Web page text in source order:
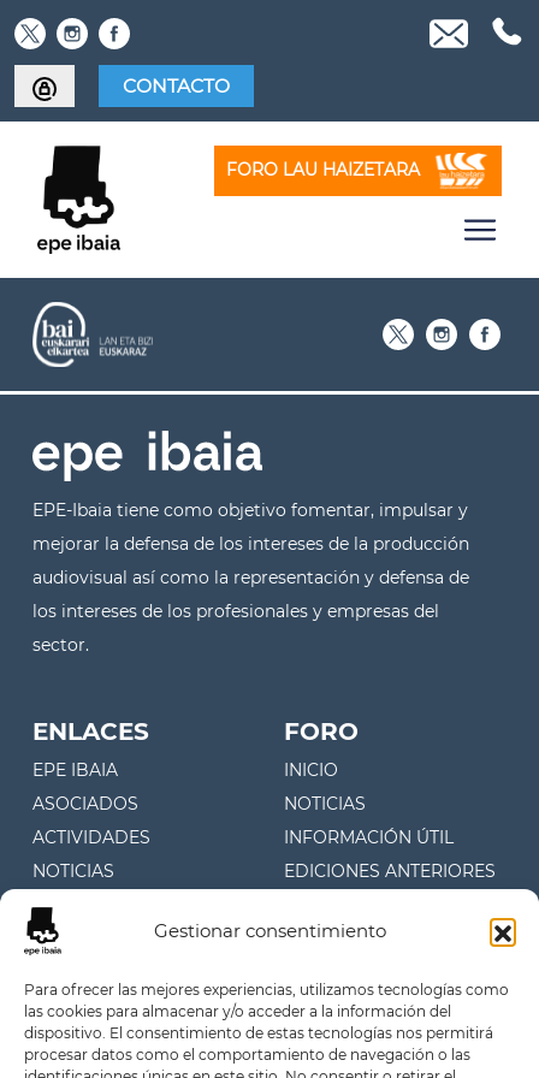
Gestionar consentimiento
Para ofrecer las mejores experiencias, utilizamos tecnologías como
las cookies para almacenar y/o acceder a la información del
dispositivo. El consentimiento de estas tecnologías nos permitirá
procesar datos como el comportamiento de navegación o las
Skip
to
content
CONTACTO
FORO LAU HAIZETARA
EPE-Ibaia tiene como objetivo fomentar, impulsar y
mejorar la defensa de los intereses de la producción
audiovisual así como la representación y defensa de
los intereses de los profesionales y empresas del
sector.
ENLACES
EPE IBAIA
ASOCIADOS
ACTIVIDADES
NOTICIAS
CONTACTO
FORO
INICIO
NOTICIAS
INFORMACIÓN ÚTIL
EDICIONES ANTERIORES
CONTACTO
Juan Fermín Gilisagasti 4, 1º
Oficina 107 (Zuatzu)